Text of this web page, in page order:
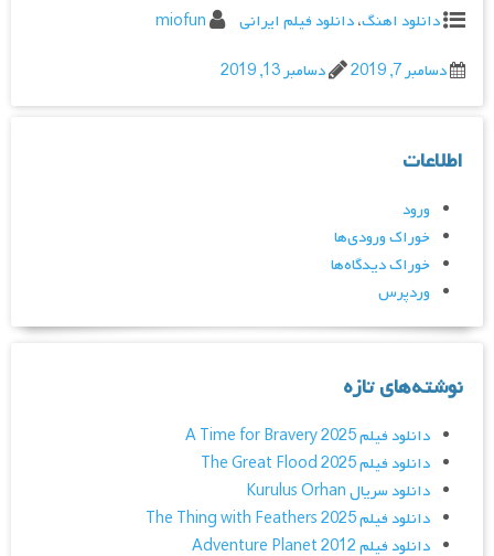
دانلود اهنگ،دانلود فیلم ایرانی
miofun
دسامبر 7, 2019
دسامبر 13, 2019
اطلاعات
ورود
خوراک ورودی‌ها
خوراک دیدگاه‌ها
وردپرس
نوشته‌های تازه
دانلود فیلم A Time for Bravery 2025
دانلود فیلم The Great Flood 2025
دانلود سریال Kurulus Orhan
دانلود فیلم The Thing with Feathers 2025
دانلود فیلم Adventure Planet 2012